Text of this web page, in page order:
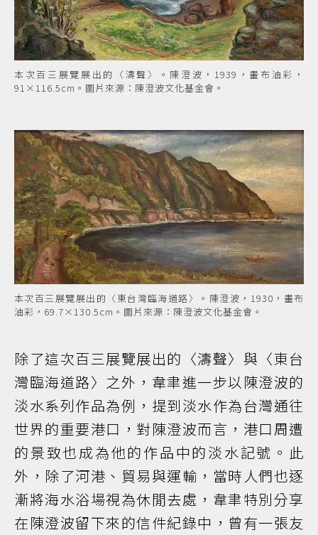
本次百三展覽展出的〈濤聲〉。陳澄波，1939，畫布油彩，
91×116.5cm。圖片來源：陳澄波文化基金會。
本次百三展覽展出的〈東台灣臨海道路〉。陳澄波，1930，畫布
油彩，69.7×130.5cm。圖片來源：陳澄波文化基金會。
除了這次百三展覽展出的〈濤聲〉與〈東台
灣臨海道路〉之外，韋聿進一步以陳澄波的
淡水系列作品為例，提到淡水作為台灣通往
世界的重要港口，對陳澄波而言，港口周遭
的景致也成為他的作品中的淡水記號。此
外，除了河港、貿易與運輸，當時人們也逐
漸將海水浴場視為休閒去處，韋聿特別分享
在陳澄波留下來的信件紀錄中，曾有一張友